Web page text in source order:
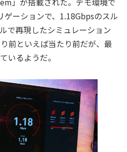
ゲーションで、1.18Gbpsのスル
で再現したシミュレーション
前といえば当たり前だが、最
いるようだ。